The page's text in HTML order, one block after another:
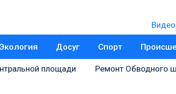
Видео
Досуг Спорт
площади Ремонт Обводного